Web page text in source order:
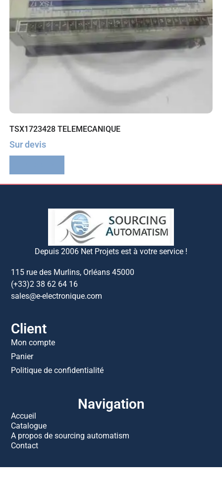
TSX1723428 TELEMECANIQUE
Sur devis
Depuis 2006 Net Projets est à votre service !
115 rue des Murlins, Orléans 45000
(+33)2 38 62 64 16
sales@e-electronique.com
Client
Mon compte
Panier
Politique de confidentialité
Navigation
Accueil
Catalogue
A propos de sourcing automatism
Contact